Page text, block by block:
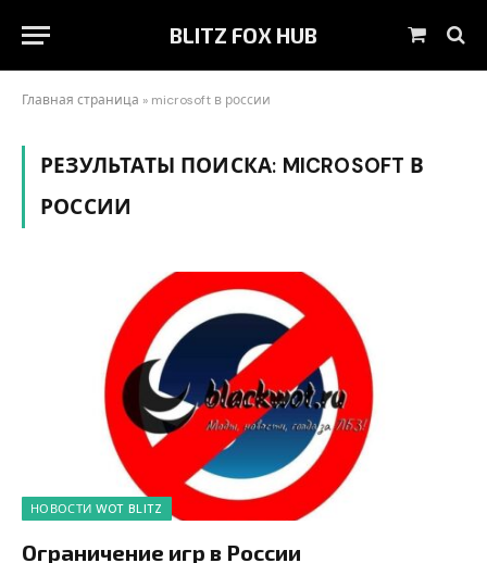
BLITZ FOX HUB Корзина
Главная страница » microsoft в россии
РЕЗУЛЬТАТЫ ПОИСКА: MICROSOFT В
РОССИИ
НОВОСТИ WOT BLITZ
Ограничение игр в России